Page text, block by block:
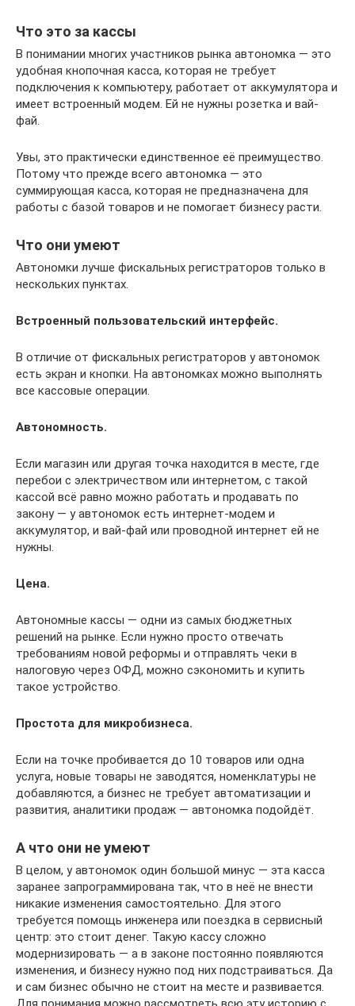
Что это за кассы
В понимании многих участников рынка автономка — это
удобная кнопочная касса, которая не требует
подключения к компьютеру, работает от аккумулятора и
имеет встроенный модем. Ей не нужны розетка и вай-
фай.
Увы, это практически единственное её преимущество.
Потому что прежде всего автономка — это
суммирующая касса, которая не предназначена для
работы с базой товаров и не помогает бизнесу расти.
Что они умеют
Автономки лучше фискальных регистраторов только в
нескольких пунктах.
Встроенный пользовательский интерфейс.
В отличие от фискальных регистраторов у автономок
есть экран и кнопки. На автономках можно выполнять
все кассовые операции.
Автономность.
Если магазин или другая точка находится в месте, где
перебои с электричеством или интернетом, с такой
кассой всё равно можно работать и продавать по
закону — у автономок есть интернет-модем и
аккумулятор, и вай-фай или проводной интернет ей не
нужны.
Цена.
Автономные кассы — одни из самых бюджетных
решений на рынке. Если нужно просто отвечать
требованиям новой реформы и отправлять чеки в
налоговую через ОФД, можно сэкономить и купить
такое устройство.
Простота для микробизнеса.
Если на точке пробивается до 10 товаров или одна
услуга, новые товары не заводятся, номенклатуры не
добавляются, а бизнес не требует автоматизации и
развития, аналитики продаж — автономка подойдёт.
А что они не умеют
В целом, у автономок один большой минус — эта касса
заранее запрограммирована так, что в неё не внести
никакие изменения самостоятельно. Для этого
требуется помощь инженера или поездка в сервисный
центр: это стоит денег. Такую кассу сложно
модернизировать — а в законе постоянно появляются
изменения, и бизнесу нужно под них подстраиваться. Да
и сам бизнес обычно не стоит на месте и развивается.